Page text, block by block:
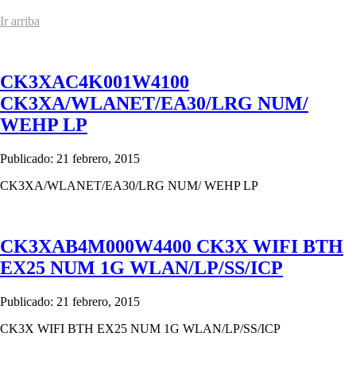
Ir arriba
CK3XAC4K001W4100
CK3XA/WLANET/EA30/LRG NUM/
WEHP LP
Publicado: 21 febrero, 2015
CK3XA/WLANET/EA30/LRG NUM/ WEHP LP
CK3XAB4M000W4400 CK3X WIFI BTH
EX25 NUM 1G WLAN/LP/SS/ICP
Publicado: 21 febrero, 2015
CK3X WIFI BTH EX25 NUM 1G WLAN/LP/SS/ICP